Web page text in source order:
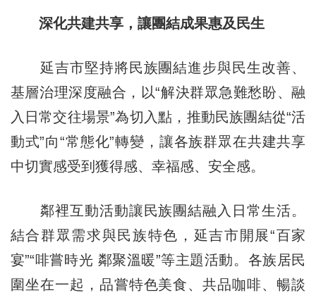
深化共建共享，讓團結成果惠及民生
延吉市堅持將民族團結進步與民生改善、
基層治理深度融合，以“解決群眾急難愁盼、融
入日常交往場景”為切入點，推動民族團結從“活
動式”向“常態化”轉變，讓各族群眾在共建共享
中切實感受到獲得感、幸福感、安全感。
鄰裡互動活動讓民族團結融入日常生活。
結合群眾需求與民族特色，延吉市開展“百家
宴”“啡嘗時光 鄰聚溫暖”等主題活動。各族居民
圍坐在一起，品嘗特色美食、共品咖啡、暢談